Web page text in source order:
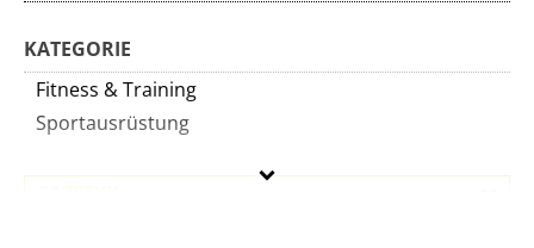
KATEGORIE
Fitness & Training
Sportausrüstung